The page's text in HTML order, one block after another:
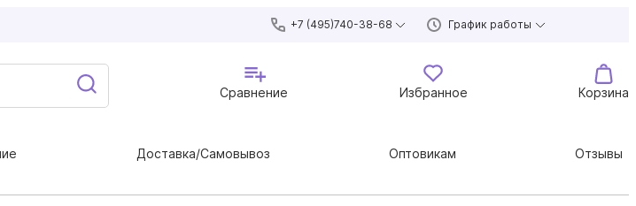
+7 (495)740-38-68 График работы
Сравнение Избранное Корзина
Доставка/Самовывоз Оптовикам Отзывы